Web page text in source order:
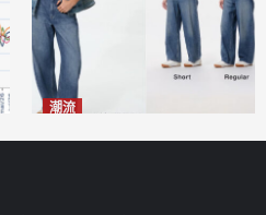
潮流